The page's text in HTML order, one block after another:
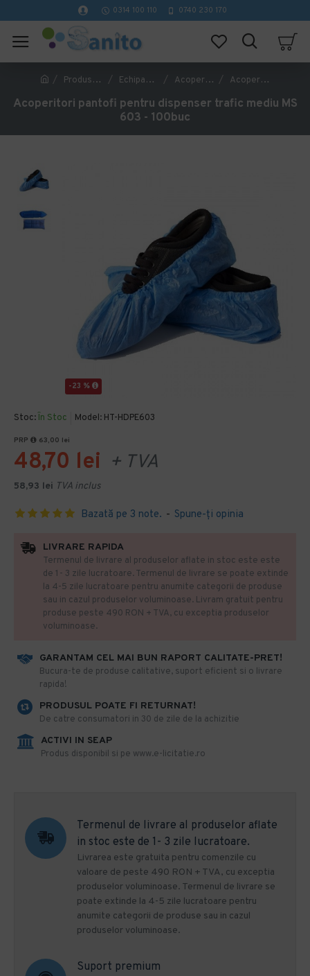
0314 100 110 0740 230 170
Produse pentru protectie si dezinfectare Echipamente de protectie Acoperitori pantofi Acoperitori pantofi pentru dispenser trafic mediu MS 603 - 100buc
Acoperitori pantofi pentru dispenser trafic mediu MS
603 - 100buc
-23 %
Stoc: În Stoc Model: HT-HDPE603
Bazată pe 3 note. - Spune-ţi opinia
PRP 63,00 lei
48,70 lei + TVA
58,93 lei TVA inclus
GARANTAM CEL MAI BUN RAPORT CALITATE-PRET!
​Bucura-te de produse calitative, suport eficient si o livrare
rapida!
PRODUSUL POATE FI RETURNAT!
De catre consumatori in 30 de zile de la achizitie
ACTIVI IN SEAP
Produs disponibil si pe www.e-licitatie.ro
LIVRARE RAPIDA
Termenul de livrare al produselor aflate in stoc este este
de 1- 3 zile lucratoare. Termenul de livrare se poate extinde
la 4-5 zile lucratoare pentru anumite categorii de produse
sau in cazul produselor voluminoase. Livram gratuit pentru
produse peste 490 RON + TVA, cu exceptia produselor
voluminoase.
Termenul de livrare al produselor aflate
in stoc este de 1- 3 zile lucratoare.
Livrarea este gratuita pentru comenzile cu
valoare de peste 490 RON + TVA, cu exceptia
produselor voluminoase. Termenul de livrare se
poate extinde la 4-5 zile lucratoare pentru
anumite categorii de produse sau in cazul
produselor voluminoase.
Suport premium